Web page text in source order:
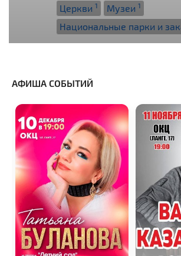
Церкви 1 Музеи 1
Национальные парки и
АФИША СОБЫТИЙ